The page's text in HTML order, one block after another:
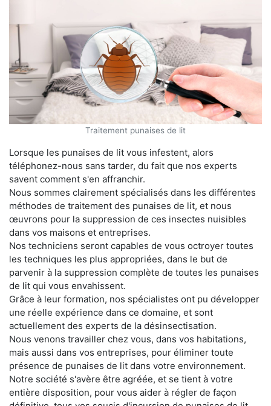
Traitement punaises de lit
Lorsque les punaises de lit vous infestent, alors
téléphonez-nous sans tarder, du fait que nos experts
savent comment s'en affranchir.
Nous sommes clairement spécialisés dans les différentes
méthodes de traitement des punaises de lit, et nous
œuvrons pour la suppression de ces insectes nuisibles
dans vos maisons et entreprises.
Nos techniciens seront capables de vous octroyer toutes
les techniques les plus appropriées, dans le but de
parvenir à la suppression complète de toutes les punaises
de lit qui vous envahissent.
Grâce à leur formation, nos spécialistes ont pu développer
une réelle expérience dans ce domaine, et sont
actuellement des experts de la désinsectisation.
Nous venons travailler chez vous, dans vos habitations,
mais aussi dans vos entreprises, pour éliminer toute
présence de punaises de lit dans votre environnement.
Notre société s'avère être agréée, et se tient à votre
entière disposition, pour vous aider à régler de façon